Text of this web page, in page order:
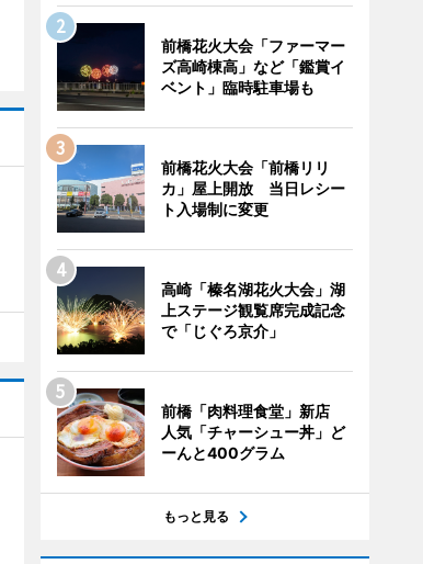
前橋花火大会「ファーマー
ズ高崎棟高」など「鑑賞イ
ベント」臨時駐車場も
前橋花火大会「前橋リリ
カ」屋上開放 当日レシー
ト入場制に変更
高崎「榛名湖花火大会」湖
上ステージ観覧席完成記念
で「じぐろ京介」
前橋「肉料理食堂」新店
人気「チャーシュー丼」ど
ーんと400グラム
もっと見る